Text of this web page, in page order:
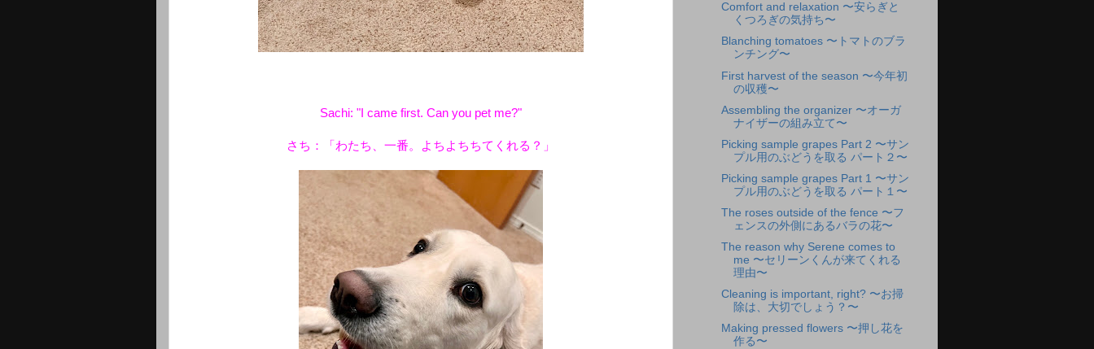
Sachi: "I came first. Can you pet me?"
さち：「わたち、一番。よちよちちてくれる？」
Comfort and relaxation 〜安らぎと
くつろぎの気持ち〜
Blanching tomatoes 〜トマトのブラ
ンチング〜
First harvest of the season 〜今年初
の収穫〜
Assembling the organizer 〜オーガ
ナイザーの組み立て〜
Picking sample grapes Part 2 〜サン
プル用のぶどうを取る パート２〜
Picking sample grapes Part 1 〜サン
プル用のぶどうを取る パート１〜
The roses outside of the fence 〜フ
ェンスの外側にあるバラの花〜
The reason why Serene comes to
me 〜セリーンくんが来てくれる
理由〜
Cleaning is important, right? 〜お掃
除は、大切でしょう？〜
Making pressed flowers 〜押し花を
作る〜